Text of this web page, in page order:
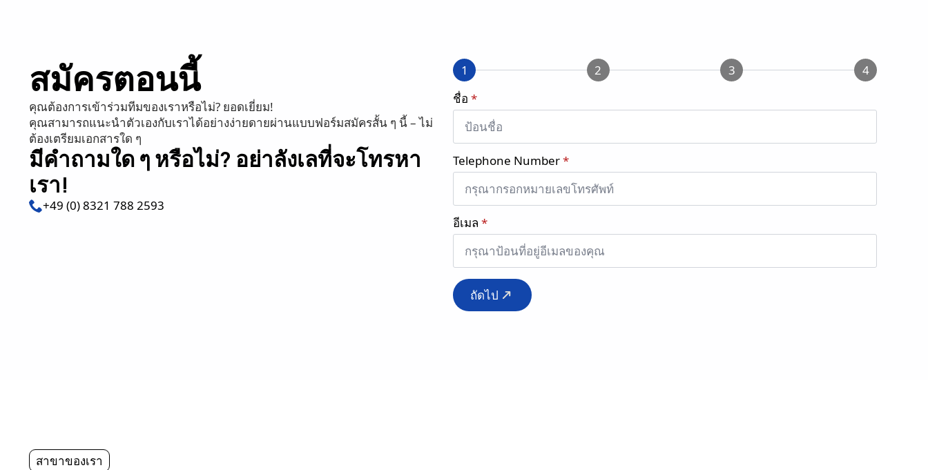
สมัครตอนนี้
คุณต้องการเข้าร่วมทีมของเราหรือไม่? ยอดเยี่ยม!
คุณสามารถแนะนำตัวเองกับเราได้อย่างง่ายดายผ่านแบบฟอร์มสมัครสั้น ๆ นี้ – ไม่
ต้องเตรียมเอกสารใด ๆ
มีคำถามใด ๆ หรือไม่? อย่าลังเลที่จะโทรหา
เรา!
+49 (0) 8321 788 2593
1 2 3
4
ชื่อ *
Telephone Number*
อีเมล *
ถัดไป
สาขาของเรา